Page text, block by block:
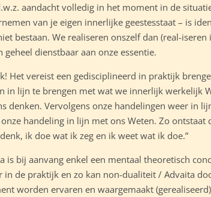
aandacht volledig in het moment in de
van je eigen innerlijke geestesstaat – is
bestaan. We realiseren onszelf dan (real-iseren
dienstbaar aan onze essentie.
Het vereist een gedisciplineerd in praktijk
in lijn te brengen met wat we innerlijk werkelijk
denken. Vervolgens onze handelingen weer in
handeling in lijn met ons Weten. Zo ontstaat
ik doe wat ik zeg en ik weet wat ik doe.”
is bij aanvang enkel een mentaal theoretisch
in de praktijk en zo kan non-dualiteit / Advaita
worden ervaren en waargemaakt